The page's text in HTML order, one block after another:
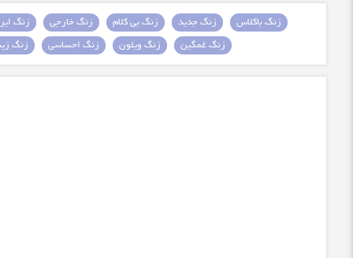
زنگ باکلاس زنگ جدید زنگ بی کلام زنگ خارجی زنگ
زنگ غمگین
زنگ ویلون زنگ احساسی زنگ